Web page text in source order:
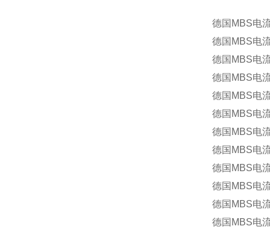
德国MBS电
德国MBS电
德国MBS电
德国MBS电
德国MBS电
德国MBS电
德国MBS电
德国MBS电
德国MBS电
德国MBS电
德国MBS电
德国MBS电